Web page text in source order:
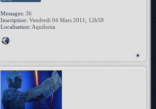
Messages: 36
Inscription: Vendredi 04 Mars 2011, 12h59
Localisation: Aquilonia